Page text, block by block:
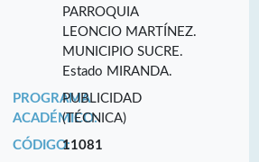
PARROQUIA
LEONCIO MARTÍNEZ.
MUNICIPIO SUCRE.
Estado MIRANDA.
PROGRAMA
ACADÉMICO:
PUBLICIDAD
(TÉCNICA)
CÓDIGO:11081